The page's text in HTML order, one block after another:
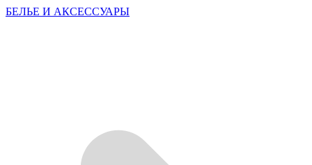
БЕЛЬЕ И АКСЕССУАРЫ